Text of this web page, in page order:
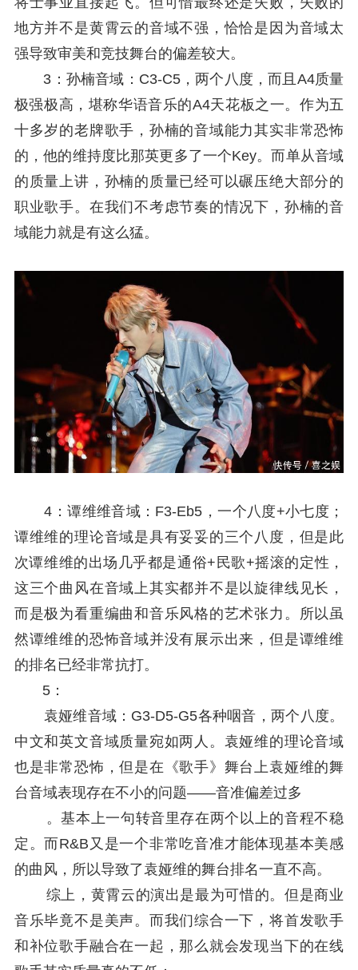
地方并不是黄霄云的音域不强，恰恰是因为音域太
强导致审美和竞技舞台的偏差较大。
3：孙楠音域：C3-C5，两个八度，而且A4质量
极强极高，堪称华语音乐的A4天花板之一。作为五
十多岁的老牌歌手，孙楠的音域能力其实非常恐怖
的，他的维持度比那英更多了一个Key。而单从音域
的质量上讲，孙楠的质量已经可以碾压绝大部分的
职业歌手。在我们不考虑节奏的情况下，孙楠的音
域能力就是有这么猛。
4：谭维维音域：F3-Eb5，一个八度+小七度；
谭维维的理论音域是具有妥妥的三个八度，但是此
次谭维维的出场几乎都是通俗+民歌+摇滚的定性，
这三个曲风在音域上其实都并不是以旋律线见长，
而是极为看重编曲和音乐风格的艺术张力。所以虽
然谭维维的恐怖音域并没有展示出来，但是谭维维
的排名已经非常抗打。
5：
袁娅维音域：G3-D5-G5各种咽音，两个八度。
中文和英文音域质量宛如两人。袁娅维的理论音域
也是非常恐怖，但是在《歌手》舞台上袁娅维的舞
台音域表现存在不小的问题——音准偏差过多
。基本上一句转音里存在两个以上的音程不稳
定。而R&B又是一个非常吃音准才能体现基本美感
的曲风，所以导致了袁娅维的舞台排名一直不高。
综上，黄霄云的演出是最为可惜的。但是商业
音乐毕竟不是美声。而我们综合一下，将首发歌手
和补位歌手融合在一起，那么就会发现当下的在线